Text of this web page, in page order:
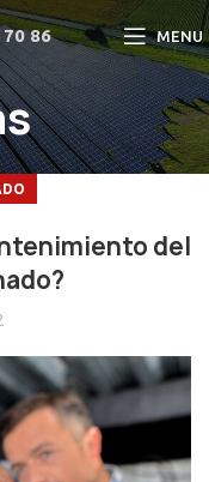
70 86 MENU
del